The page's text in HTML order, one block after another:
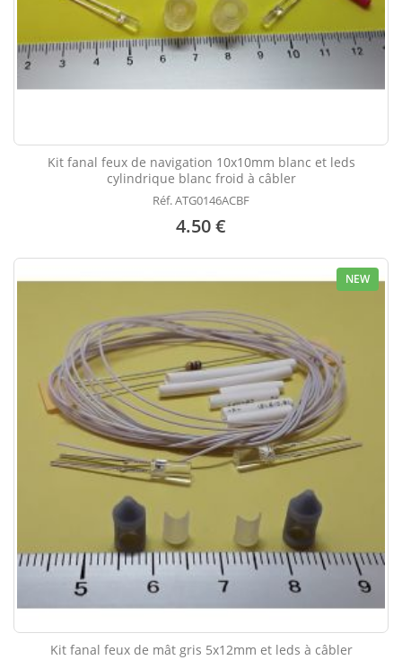
Kit fanal feux de navigation 10x10mm blanc et leds
cylindrique blanc froid à câbler
Réf. ATG0146ACBF
4.50 €
NEW
Kit fanal feux de mât gris 5x12mm et leds à câbler